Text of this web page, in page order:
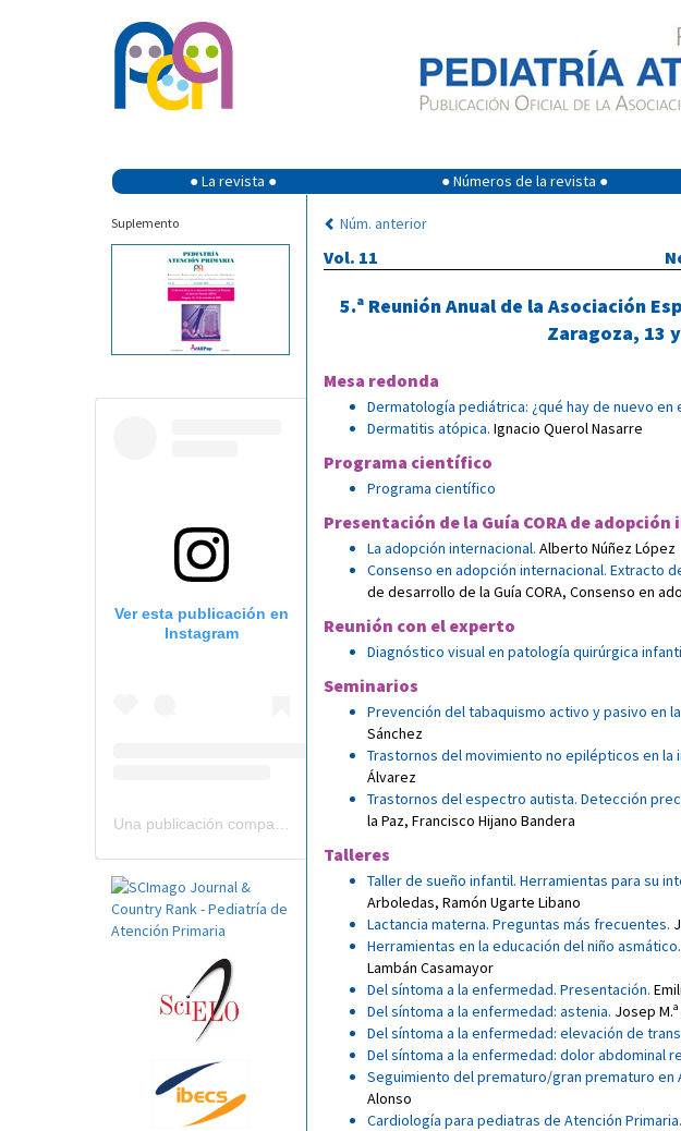
● La revista ● ● Números de la revista ●
Suplemento
Ver esta publicación en
Instagram
Núm. anterior
Vol. 11
5.ª Reunión Anual de la Asociación
Zaragoza, 13
Mesa redonda
Dermatología pediátrica: ¿qué hay de nuevo en
Dermatitis atópica. Ignacio Querol Nasarre
Programa científico
Programa científico
Presentación de la Guía CORA de
La adopción internacional. Alberto Núñez López
Consenso en adopción internacional. Extracto
de desarrollo de la Guía CORA, Consenso en
Reunión con el experto
Diagnóstico visual en patología quirúrgica
Seminarios
Prevención del tabaquismo activo y pasivo en
Sánchez
Trastornos del movimiento no epilépticos en la
Álvarez
Trastornos del espectro autista. Detección
la Paz, Francisco Hijano Bandera
Talleres
Taller de sueño infantil. Herramientas para su
Arboledas, Ramón Ugarte Libano
Lactancia materna. Preguntas más frecuentes.
Herramientas en la educación del niño asmático.
Lambán Casamayor
Del síntoma a la enfermedad. Presentación.
Del síntoma a la enfermedad: astenia. Josep
Del síntoma a la enfermedad: elevación de
Del síntoma a la enfermedad: dolor abdominal
Seguimiento del prematuro/gran prematuro en
Alonso
Cardiología para pediatras de Atención Primaria.